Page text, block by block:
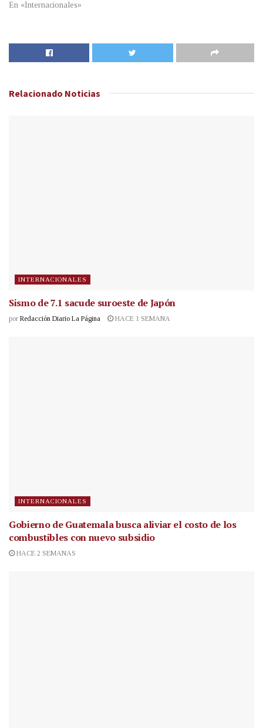
En «Internacionales»
Relacionado Noticias
INTERNACIONALES
Sismo de 7.1 sacude suroeste de Japón
por Redacción Diario La Página HACE 1 SEMANA
INTERNACIONALES
Gobierno de Guatemala busca aliviar el costo de los
combustibles con nuevo subsidio
HACE 2 SEMANAS